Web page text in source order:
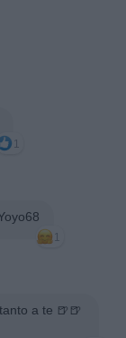
1
1
a te 🍺🍺